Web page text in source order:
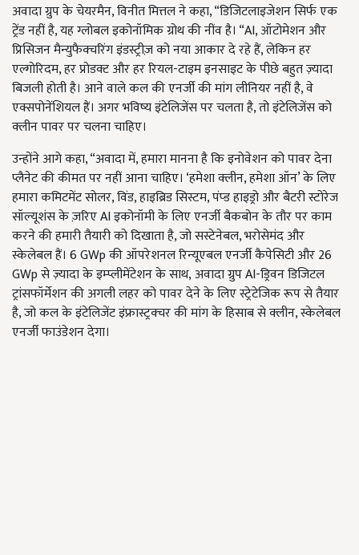
अवादा ग्रुप के चेयरमैन, विनीत मित्तल ने कहा, “डिजिटलाइजेशन सिर्फ एक
ट्रेंड नहीं है, यह ग्लोबल इकोनॉमिक ग्रोथ की नींव है। “AI, ऑटोमेशन और
प्रिसिजन मैन्युफैक्चरिंग इंडस्ट्रीज़ को नया आकार दे रहे हैं, लेकिन हर
एल्गोरिदम, हर प्रोडक्ट और हर रियल-टाइम इनसाइट के पीछे बहुत ज़्यादा
बिजली होती है। आने वाले कल की एनर्जी की मांग लीनियर नहीं है, वे
एक्सपोनेंशियल हैं। अगर भविष्य इंटेलिजेंस पर चलता है, तो इंटेलिजेंस को
क्लीन पावर पर चलना चाहिए।
उन्होंने आगे कहा, “अवादा में, हमारा मानना ​​है कि इनोवेशन को पावर देना
प्लैनेट की कीमत पर नहीं आना चाहिए। ‘हमेशा क्लीन, हमेशा ऑन’ के लिए
हमारा कमिटमेंट सोलर, विंड, हाइब्रिड सिस्टम, पंप्ड हाइड्रो और बैटरी स्टोरेज
सॉल्यूशंस के ज़रिए AI इकोनॉमी के लिए एनर्जी बैकबोन के तौर पर काम
करने की हमारी तैयारी को दिखाता है, जो सस्टेनेबल, भरोसेमंद और
स्केलेबल हैं। 6 GWp की ऑपरेशनल रिन्यूएबल एनर्जी कैपेसिटी और 26
GWp से ज़्यादा के इम्प्लीमेंटेशन के साथ, अवादा ग्रुप AI-ड्रिवन डिजिटल
ट्रांसफॉर्मेशन की अगली लहर को पावर देने के लिए स्ट्रेटेजिक रूप से तैयार
है, जो कल के इंटेलिजेंट इंफ्रास्ट्रक्चर की मांग के हिसाब से क्लीन, स्केलेबल
एनर्जी फाउंडेशन देगा।